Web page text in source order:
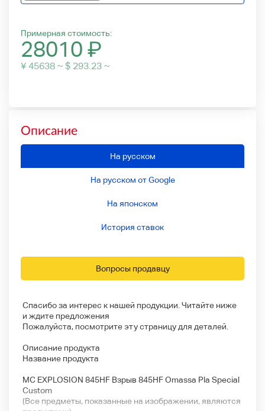
Примерная стоимость:
28010 ₽
¥ 45638 ~ $ 293.23 ~
Описание
На русском
На русском от Google
На японском
История ставок
Вопросы продавцу
Спасибо за интерес к нашей продукции. Читайте ниже
и ждите предложения
Пожалуйста, посмотрите эту страницу для деталей.
Описание продукта
Название продукта
MC EXPLOSION 845HF Взрыв 845HF Omassa Pla Special
Custom
(Все предметы, показанные на изображении, являются